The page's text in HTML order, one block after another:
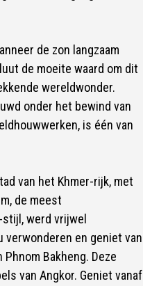
de zon langzaam
de moeite waard om dit
wereldwonder.
onder het bewind van
is één van
van het Khmer-rijk, met
de meest
werd vrijwel
verwonderen en geniet van
Bakheng. Deze
van Angkor. Geniet vanaf